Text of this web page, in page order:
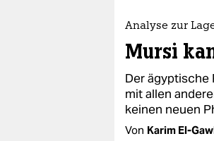
Analyse zur
Mursi
Der ägyptische
mit allen
keinen neuen
Von Karim El-